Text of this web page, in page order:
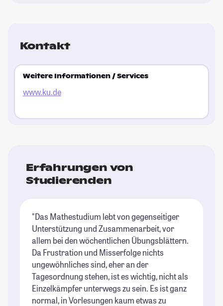
Kontakt
Weitere Informationen / Services
www.ku.de
Erfahrungen von
Studierenden
"Das Mathestudium lebt von gegenseitiger
Unterstützung und Zusammenarbeit, vor
allem bei den wöchentlichen Übungsblättern.
Da Frustration und Misserfolge nichts
ungewöhnliches sind, eher an der
Tagesordnung stehen, ist es wichtig, nicht als
Einzelkämpfer unterwegs zu sein. Es ist ganz
normal, in Vorlesungen kaum etwas zu